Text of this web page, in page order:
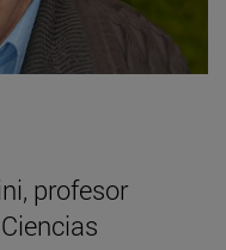
profesor